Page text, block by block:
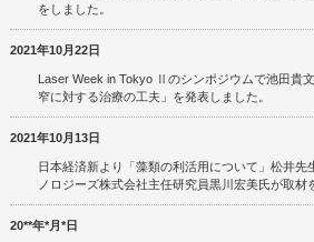
をしました。
2021年10月22日
Laser Week in Tokyo Ⅱのシンポジウムで池田貴
窄に対する治療の工夫」を発表しました。
2021年10月13日
日本経済新より「藻類の利活用について」松井先
ノロジーズ株式会社主任研究員黒川宏美氏が取材
20**年*月*日